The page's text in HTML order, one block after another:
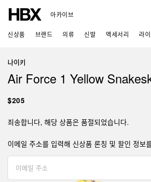
아카이브
신상품 브랜드 의류 신발 액세서리 라
나이키
Air Force 1 Yellow
$205
죄송합니다, 해당 상품은 품절되었습니다.
이메일 주소를 입력해 신상품 론칭 및 할인 정보